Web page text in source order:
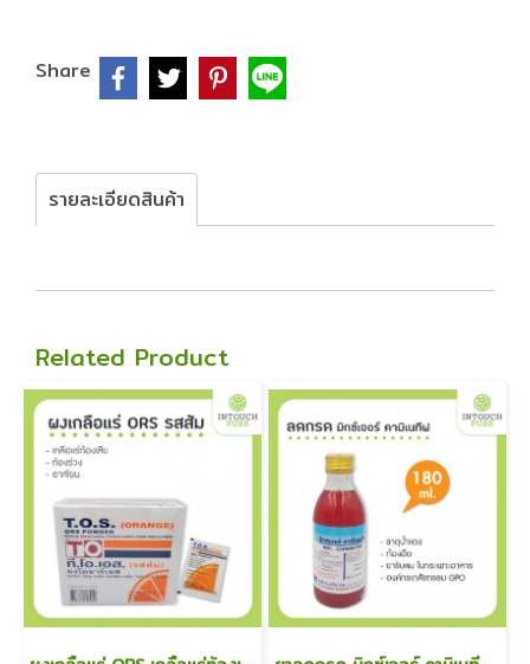
Share
รายละเอียดสินค้า
Related Product